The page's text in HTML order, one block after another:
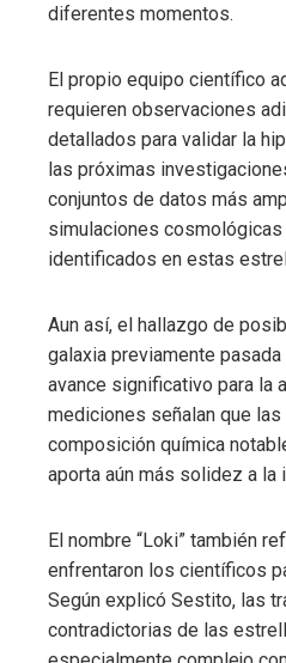
diferentes momentos.
El propio equipo científico
requieren observaciones
detallados para validar la
las próximas
conjuntos de datos más
simulaciones
identificados en estas
Aun así, el hallazgo de
galaxia previamente
avance significativo para la
mediciones señalan que
composición química
aporta aún más solidez a la
El nombre “Loki” también
enfrentaron los científicos
Según explicó Sestito, las
contradictorias de las